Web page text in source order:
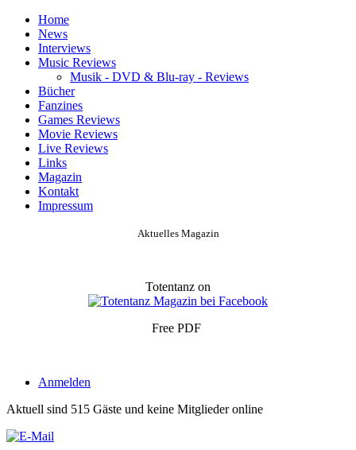
Home
News
Interviews
Music Reviews
Musik - DVD & Blu-ray - Reviews
Bücher
Fanzines
Games Reviews
Movie Reviews
Live Reviews
Links
Magazin
Kontakt
Impressum
Aktuelles Magazin
Totentanz on
Free PDF
Anmelden
Aktuell sind 515 Gäste und keine Mitglieder online